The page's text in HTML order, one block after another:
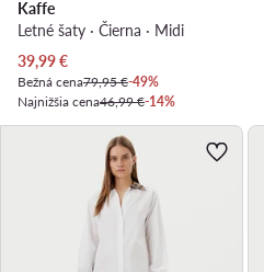
Kaffe
Letné šaty · Čierna · Midi
Aktuálna cena
39,99€
Bežná cena79,95 €-49%
Najnižšia cena46,99 €-14%